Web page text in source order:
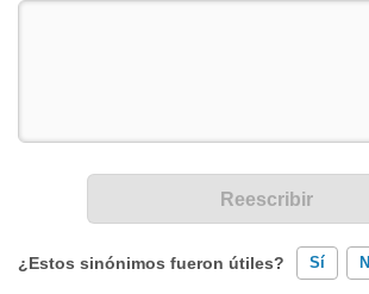
¿Estos sinónimos fueron útiles? Sí